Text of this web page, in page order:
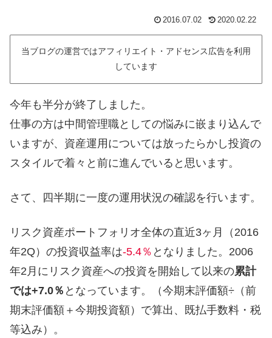
2016.07.02 2020.02.22
当ブログの運営ではアフィリエイト・アドセンス広告を利用
しています
今年も半分が終了しました。
仕事の方は中間管理職としての悩みに嵌まり込んで
いますが、資産運用については放ったらかし投資の
スタイルで着々と前に進んでいると思います。
さて、四半期に一度の運用状況の確認を行います。
リスク資産ポートフォリオ全体の直近3ヶ月（2016
年2Q）の投資収益率は-5.4％ となりました。2006
年2月にリスク資産への投資を開始して以来の累計
では+7.0％ となっています。（今期末評価額÷（前
期末評価額＋今期投資額）で算出、既払手数料・税
等込み）。